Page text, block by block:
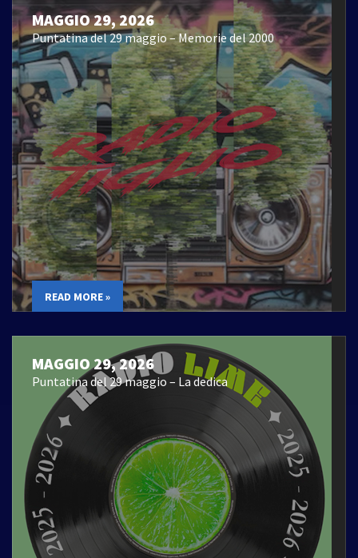
MAGGIO 29, 2026
Puntatina del 29 maggio – Memorie del 2000
READ MORE »
MAGGIO 29, 2026
Puntatina del 29 maggio – La dedica